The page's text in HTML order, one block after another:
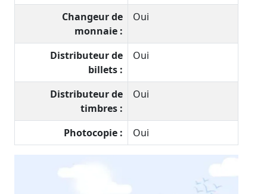
Changeur de
monnaie :
Oui
Distributeur de
billets :
Oui
Distributeur de
timbres :
Oui
Photocopie : Oui